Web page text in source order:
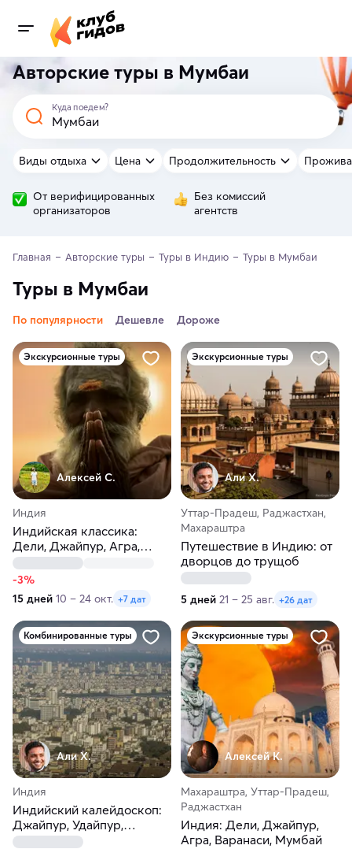
Авторские туры в Мумбаи
Куда поедем?
Виды отдыха Цена Продолжительность
От верифицированных
организаторов
Без комиссий
агентств
Главная Авторские туры Туры в Индию Туры в Мумбаи
Туры в Мумбаи
По популярности Дешевле Дороже
Экскурсионные туры
Алексей С.
Индия
Индийская классика:
Дели, Джайпур, Агра,
Варанаси, Мумбаи, Гоа
-3%
15 дней 10 – 24 окт. +7 дат
Экскурсионные туры
Али Х.
Уттар-Прадеш, Раджастхан,
Махараштра
Путешествие в Индию: от
дворцов до трущоб
5 дней 21 – 25 авг. +26 дат
Комбинированные туры
Али Х.
Индия
Индийский калейдоскоп:
Джайпур, Удайпур,
Мумбаи и Гоа
Экскурсионные туры
Алексей К.
Махараштра, Уттар-Прадеш,
Раджастхан
Индия: Дели, Джайпур,
Агра, Варанаси, Мумбай